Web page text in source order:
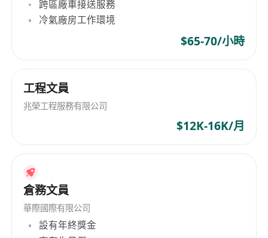
跨區廠車接送服務
冷氣廠房工作環境
$65-70/小時
工程文員
兆榮工程服務有限公司
$12K-16K/月
倉務文員
華際國際有限公司
設有年終獎金